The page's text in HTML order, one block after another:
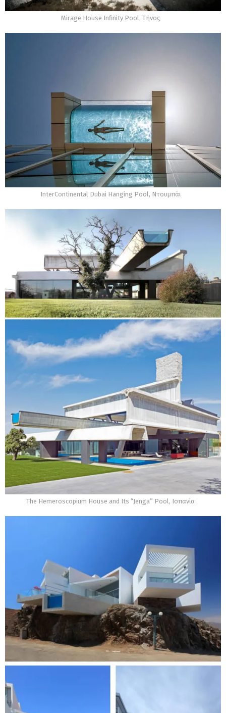
Mirage House Infinity Pool, Τήνος
InterContinental Dubai Hanging Pool, Ντουμπάι
The Hemeroscopium House and Its “Jenga” Pool, Ισπανία